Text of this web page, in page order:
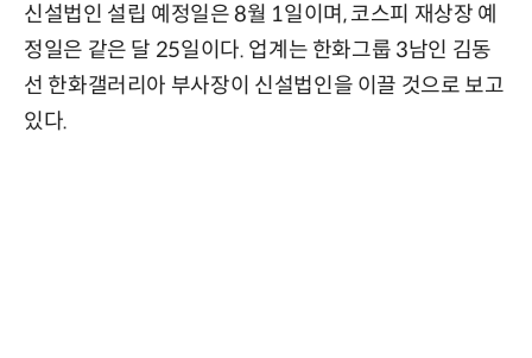
신설법인 설립 예정일은 8월 1일이며, 코스피 재상장 예
정일은 같은 달 25일이다. 업계는 한화그룹 3남인 김동
선 한화갤러리아 부사장이 신설법인을 이끌 것으로 보고
있다.